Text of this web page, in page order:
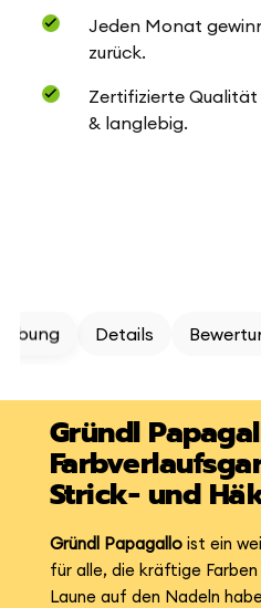
Jeden Monat
zurück.
Zertifizierte
& langlebig.
Details
Gründl
Strick- und
Gründl Papagalloist ein
für alle, die kräftige
Laune auf den Nadeln